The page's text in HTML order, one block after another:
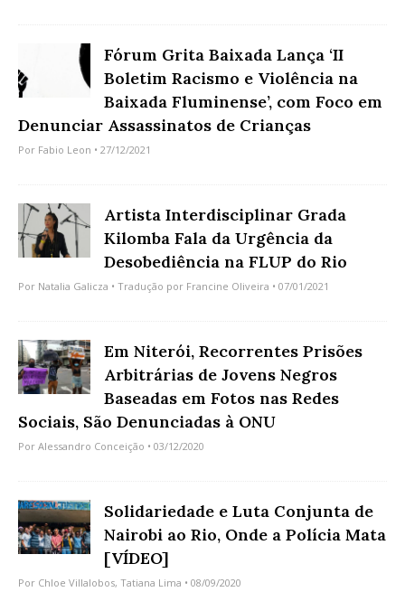
Fórum Grita Baixada Lança ‘II
Boletim Racismo e Violência na
Baixada Fluminense’, com Foco em
Denunciar Assassinatos de Crianças
Por Fabio Leon • 27/12/2021
Artista Interdisciplinar Grada
Kilomba Fala da Urgência da
Desobediência na FLUP do Rio
Por Natalia Galicza • Tradução por Francine Oliveira • 07/01/2021
Em Niterói, Recorrentes Prisões
Arbitrárias de Jovens Negros
Baseadas em Fotos nas Redes
Sociais, São Denunciadas à ONU
Por Alessandro Conceição • 03/12/2020
Solidariedade e Luta Conjunta de
Nairobi ao Rio, Onde a Polícia Mata
[VÍDEO]
Por Chloe Villalobos, Tatiana Lima • 08/09/2020